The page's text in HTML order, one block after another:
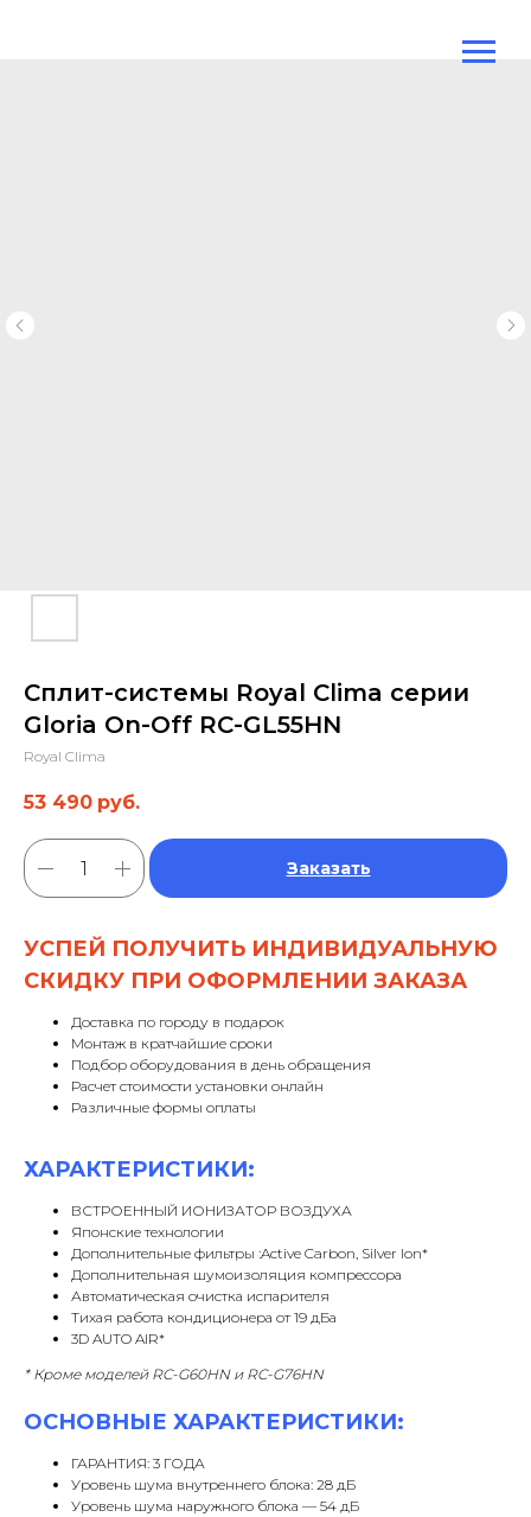
Сплит-системы Royal Clima серии
Gloria On-Off RC-GL55HN
Royal Clima
53 490 руб.
Заказать
УСПЕЙ ПОЛУЧИТЬ ИНДИВИДУАЛЬНУЮ
СКИДКУ ПРИ ОФОРМЛЕНИИ ЗАКАЗА
Доставка по городу в подарок
Монтаж в кратчайшие сроки
Подбор оборудования в день обращения
Расчет стоимости установки онлайн
Различные формы оплаты
ХАРАКТЕРИСТИКИ:
ВСТРОЕННЫЙ ИОНИЗАТОР ВОЗДУХА
Японские технологии
Дополнительные фильтры :Active Carbon, Silver Ion*
Дополнительная шумоизоляция компрессора
Автоматическая очистка испарителя
Тихая работа кондиционера от 19 дБа
3D AUTO AIR*
* Кроме моделей RC-G60HN и RC-G76HN
ОСНОВНЫЕ ХАРАКТЕРИСТИКИ:
ГАРАНТИЯ: 3 ГОДА
Уровень шума внутреннего блока: 28 дБ
Уровень шума наружного блока — 54 дБ